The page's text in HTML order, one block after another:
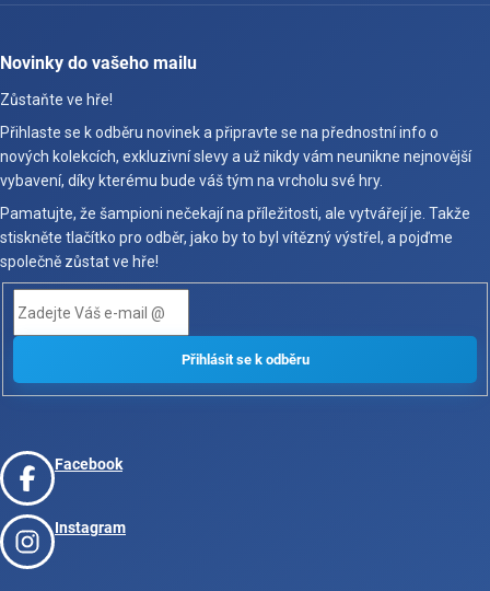
Novinky do vašeho mailu
Zůstaňte ve hře!
Přihlaste se k odběru novinek a připravte se na přednostní info o
nových kolekcích, exkluzivní slevy a už nikdy vám neunikne nejnovější
vybavení, díky kterému bude váš tým na vrcholu své hry.
Pamatujte, že šampioni nečekají na příležitosti, ale vytvářejí je. Takže
stiskněte tlačítko pro odběr, jako by to byl vítězný výstřel, a pojďme
společně zůstat ve hře!
Facebook
Instagram